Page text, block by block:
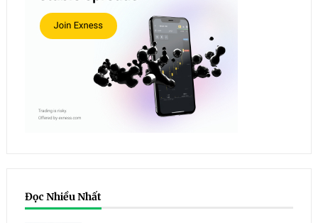
Đọc Nhiều Nhất